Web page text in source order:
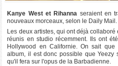
Kanye West et Rihanna seraient en
nouveaux morceaux, selon le Daily Mail.
Les deux artistes, qui ont déjà
réunis en studio récemment. Ils ont
Hollywood en Californie. On sait que
album, il est donc possible que Yeezy
qu'il fera sur l'opus de la Barbadienne.